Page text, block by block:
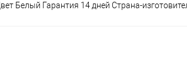
Белый Гарантия 14 дней Страна-